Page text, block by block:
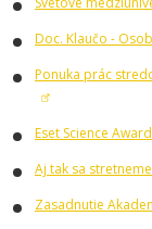
Doc. Klaučo -
Ponuka prác
Eset Science
Aj tak sa
Zasadnutie